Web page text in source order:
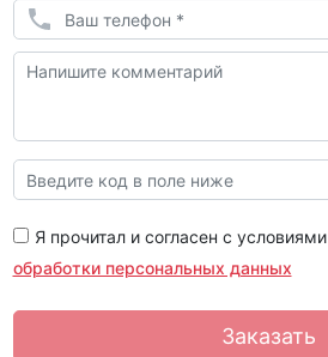
Я прочитал и согласен с условиями
обработки персональных данных
Заказать